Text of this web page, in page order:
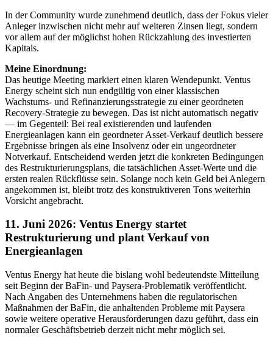
In der Community wurde zunehmend deutlich, dass der Fokus vieler
Anleger inzwischen nicht mehr auf weiteren Zinsen liegt, sondern
vor allem auf der möglichst hohen Rückzahlung des investierten
Kapitals.
Meine Einordnung:
Das heutige Meeting markiert einen klaren Wendepunkt. Ventus
Energy scheint sich nun endgültig von einer klassischen
Wachstums- und Refinanzierungsstrategie zu einer geordneten
Recovery-Strategie zu bewegen. Das ist nicht automatisch negativ
— im Gegenteil: Bei real existierenden und laufenden
Energieanlagen kann ein geordneter Asset-Verkauf deutlich bessere
Ergebnisse bringen als eine Insolvenz oder ein ungeordneter
Notverkauf. Entscheidend werden jetzt die konkreten Bedingungen
des Restrukturierungsplans, die tatsächlichen Asset-Werte und die
ersten realen Rückflüsse sein. Solange noch kein Geld bei Anlegern
angekommen ist, bleibt trotz des konstruktiveren Tons weiterhin
Vorsicht angebracht.
11. Juni 2026: Ventus Energy startet
Restrukturierung und plant Verkauf von
Energieanlagen
Ventus Energy hat heute die bislang wohl bedeutendste Mitteilung
seit Beginn der BaFin- und Paysera-Problematik veröffentlicht.
Nach Angaben des Unternehmens haben die regulatorischen
Maßnahmen der BaFin, die anhaltenden Probleme mit Paysera
sowie weitere operative Herausforderungen dazu geführt, dass ein
normaler Geschäftsbetrieb derzeit nicht mehr möglich sei.